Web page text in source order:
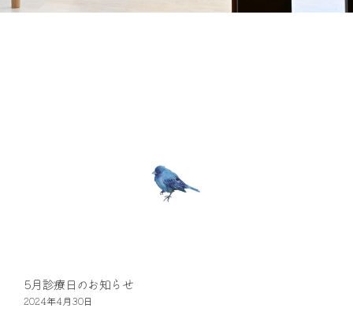
5月診療日のお知らせ
2024年4月30日